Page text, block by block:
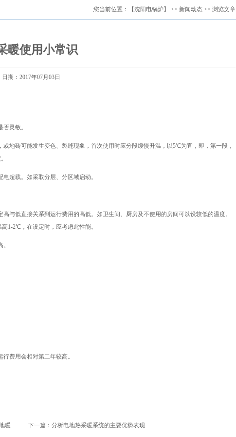
您当前位置： 【沈阳电锅炉】 >> 新闻动态 >> 浏览文章
暖使用小常识
日期：2017年07月03日
灵敏。
地砖可能发生变色、裂缝现象，首次使用时应分段缓慢升温，以5℃为宜，即，第一段，
超载。如采取分层、分区域启动。
低直接关系到运行费用的高低。如卫生间、厨房及不使用的房间可以设较低的温度。
1-2℃，在设定时，应考虑此性能。
费用会相对第二年较高。
暖 下一篇： 分析电地热采暖系统的主要优势表现